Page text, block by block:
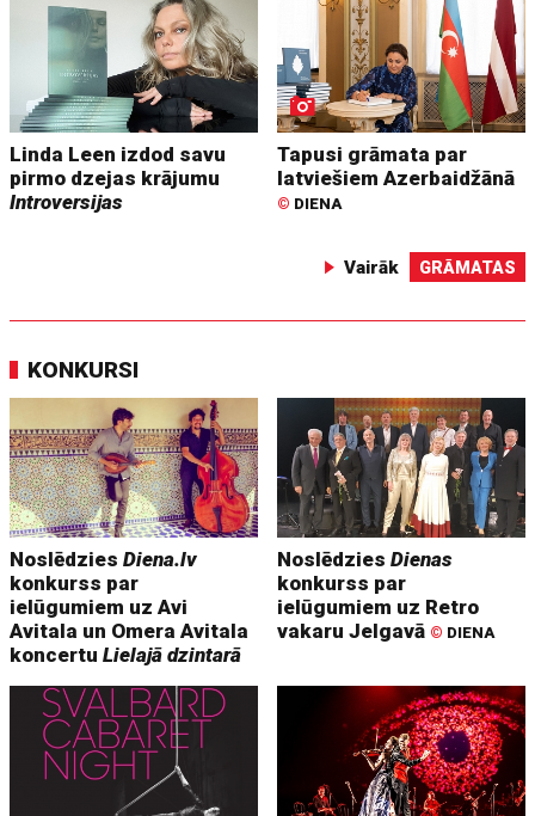
Linda Leen izdod savu
pirmo dzejas krājumu
Introversijas
Tapusi grāmata par
latviešiem Azerbaidžānā
© DIENA
Vairāk GRĀMATAS
KONKURSI
NoslēdziesDiena.lv
konkurss par
ielūgumiem uz Avi
Avitala un Omera Avitala
koncertuLielajā dzintarā
NoslēdziesDienas
konkurss par
ielūgumiem uz Retro
vakaru Jelgavā © DIENA